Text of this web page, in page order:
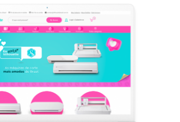
Léia Pastori